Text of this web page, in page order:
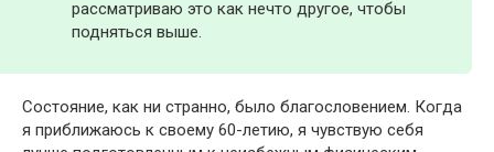
рассматриваю это как нечто другое, чтобы
подняться выше.
Состояние, как ни странно, было благословением. Когда
я приближаюсь к своему 60-летию, я чувствую себя